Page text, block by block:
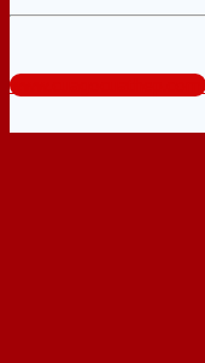
www.cuagocuathep.com